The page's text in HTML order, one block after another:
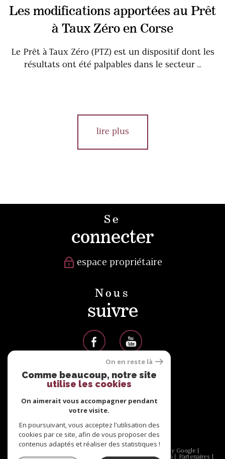
Les modifications apportées au Prêt
à Taux Zéro en Corse
Le Prêt à Taux Zéro (PTZ) est un dispositif dont les
résultats ont été palpables dans le secteur ...
lire plus
Se
connecter
espace propriétaire
Nous
suivre
Nous
adhérons
© 2026 | Tous droits réservés | Traduction powered by Google |
Nos honoraires
Plan du site Mentions légales Admin Partenaires
On en reste là
Comme beaucoup, notre site
utilise les cookies
On aimerait vous accompagner pendant
votre visite.
En poursuivant, vous acceptez l'utilisation des
cookies par ce site, afin de vous proposer des
contenus adaptés et réaliser des statistiques !